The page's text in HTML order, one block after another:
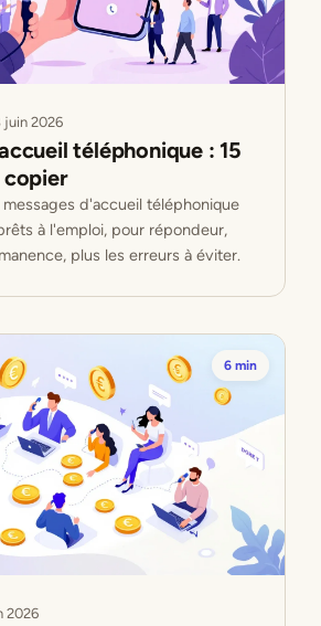
juin 2026
téléphonique : 15
copier
d'accueil téléphonique
à l'emploi, pour répondeur,
plus les erreurs à éviter.
6 min
2026